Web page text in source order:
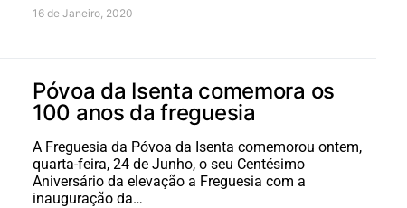
16 de Janeiro, 2020
Póvoa da Isenta comemora os
100 anos da freguesia
A Freguesia da Póvoa da Isenta comemorou ontem,
quarta-feira, 24 de Junho, o seu Centésimo
Aniversário da elevação a Freguesia com a
inauguração da…